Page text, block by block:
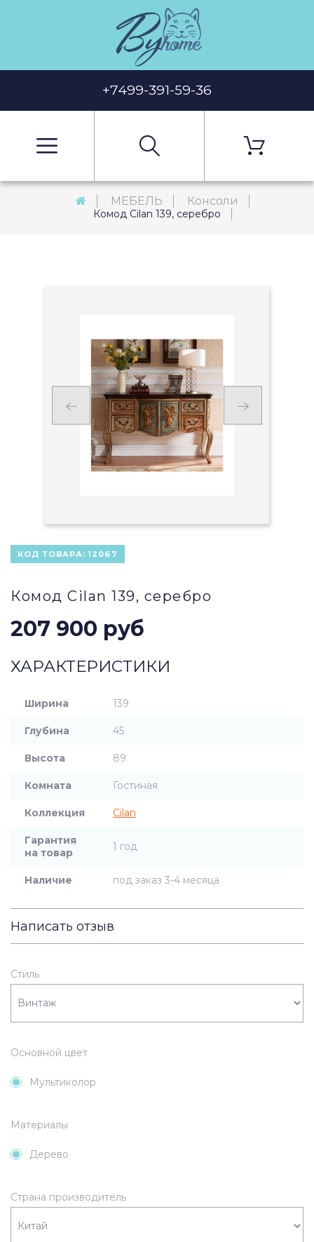
+7499-391-59-36
МЕБЕЛЬ Консоли
Комод Cilan 139, серебро
КОД ТОВАРА: 12067
Комод Cilan 139, серебро
207 900 руб
ХАРАКТЕРИСТИКИ
Ширина 139
Глубина 45
Высота 89
Комната Гостиная
Коллекция Cilan
Гарантия
на товар
1 год
Наличие под заказ 3-4 месяца
Написать отзыв
Мультиколор
Дерево